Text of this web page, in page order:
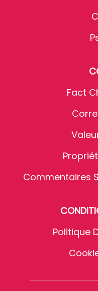
Fact
Commentaires
Politique